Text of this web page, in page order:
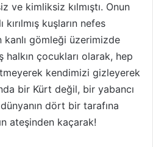
ve kimliksiz kılmıştı. Onun
kuşların nefes
kanlı gömleği üzerimizde
halkın çocukları olarak, hep
kendimizi gizleyerek
bir Kürt değil, bir yabancı
dört bir tarafına
ateşinden kaçarak!